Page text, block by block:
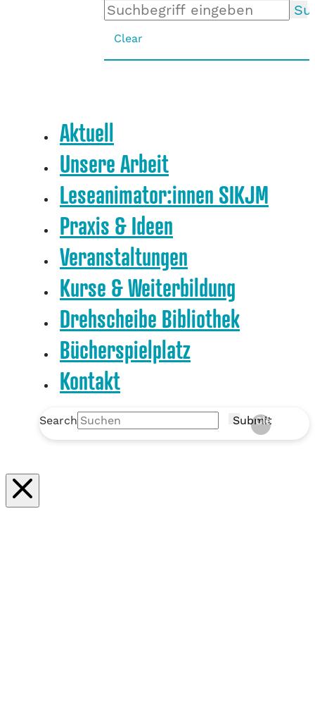
Clear
Aktuell
Unsere Arbeit
Leseanimator:innen SIKJM
Praxis & Ideen
Veranstaltungen
Kurse & Weiterbildung
Drehscheibe Bibliothek
Bücherspielplatz
Kontakt
Search Submit
Clear